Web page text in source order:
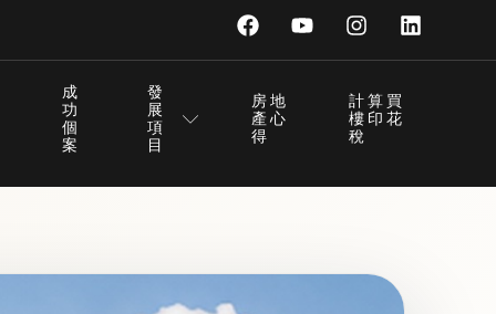
成
功
個
案
發
展
項
目
房地
產心
得
計算買
樓印花
稅